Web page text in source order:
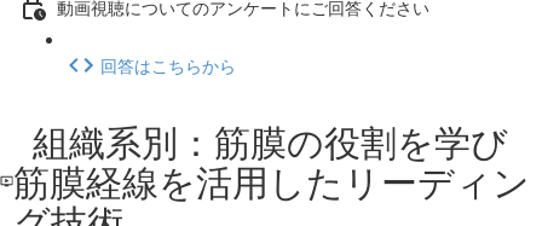
動画視聴についてのアンケートにご回答ください
回答はこちらから
組織系別：筋膜の役割を学び
筋膜経線を活用したリーディン